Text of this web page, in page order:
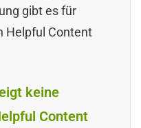
gibt es für
Helpful Content
keine
Content